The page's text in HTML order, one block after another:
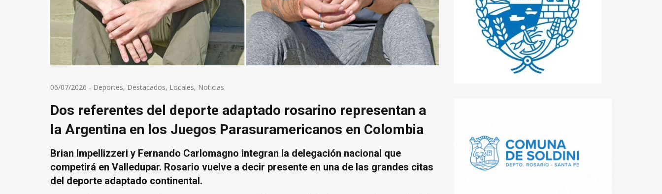
06/07/2026 - Deportes, Destacados, Locales, Noticias
Dos referentes del deporte adaptado rosarino representan a
la Argentina en los Juegos Parasuramericanos en Colombia
Brian Impellizzeri y Fernando Carlomagno integran la delegación nacional que
competirá en Valledupar. Rosario vuelve a decir presente en una de las grandes citas
del deporte adaptado continental.